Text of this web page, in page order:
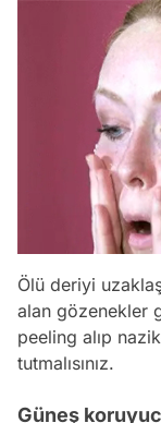
Ölü deriyi
alan gözenekler
peeling alıp
tutmalısınız.
Güneş